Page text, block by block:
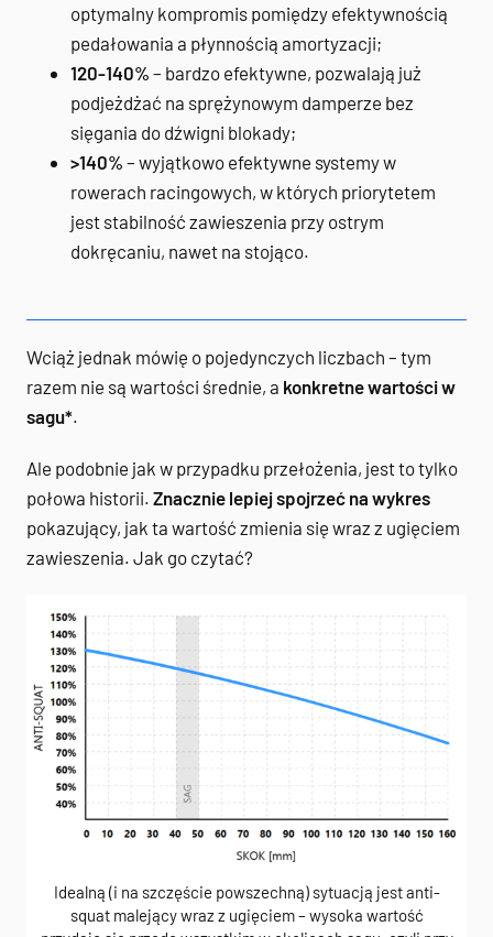
optymalny kompromis pomiędzy efektywnością
pedałowania a płynnością amortyzacji;
120-140% – bardzo efektywne, pozwalają już
podjeżdżać na sprężynowym damperze bez
sięgania do dźwigni blokady;
>140% – wyjątkowo efektywne systemy w
rowerach racingowych, w których priorytetem
jest stabilność zawieszenia przy ostrym
dokręcaniu, nawet na stojąco.
Wciąż jednak mówię o pojedynczych liczbach – tym
razem nie są wartości średnie, a konkretne wartości w
sagu*.
Ale podobnie jak w przypadku przełożenia, jest to tylko
połowa historii. Znacznie lepiej spojrzeć na wykres
pokazujący, jak ta wartość zmienia się wraz z ugięciem
zawieszenia. Jak go czytać?
Idealną (i na szczęście powszechną) sytuacją jest anti-
squat malejący wraz z ugięciem – wysoka wartość